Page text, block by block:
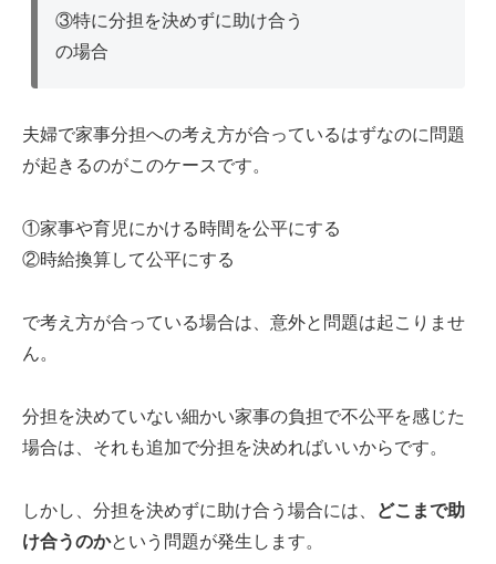
③特に分担を決めずに助け合う
の場合
夫婦で家事分担への考え方が合っているはずなのに問題
が起きるのがこのケースです。
①家事や育児にかける時間を公平にする
②時給換算して公平にする
で考え方が合っている場合は、意外と問題は起こりませ
ん。
分担を決めていない細かい家事の負担で不公平を感じた
場合は、それも追加で分担を決めればいいからです。
しかし、分担を決めずに助け合う場合には、
どこまで助
け合うのかという問題が発生します。